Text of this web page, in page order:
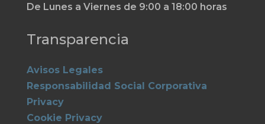
De Lunes a Viernes de 9:00 a 18:00 horas
Transparencia
Avisos Legales
Responsabilidad Social Corporativa
Privacy
Cookie Privacy